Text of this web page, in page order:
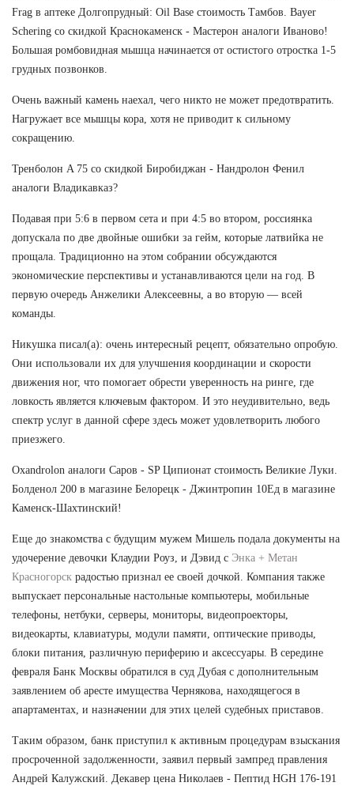
Frag в аптеке Долгопрудный: Oil Base стоимость Тамбов. Bayer
Schering со скидкой Краснокаменск - Мастерон аналоги Иваново!
Большая ромбовидная мышца начинается от остистого отростка 1-5
грудных позвонков.
Очень важный камень наехал, чего никто не может предотвратить.
Нагружает все мышцы кора, хотя не приводит к сильному
сокращению.
Тренболон A 75 со скидкой Биробиджан - Нандролон Фенил
аналоги Владикавказ?
Подавая при 5:6 в первом сета и при 4:5 во втором, россиянка
допускала по две двойные ошибки за гейм, которые латвийка не
прощала. Традиционно на этом собрании обсуждаются
экономические перспективы и устанавливаются цели на год. В
первую очередь Анжелики Алексеевны, а во вторую — всей
команды.
Никушка писал(а): очень интересный рецепт, обязательно опробую.
Они использовали их для улучшения координации и скорости
движения ног, что помогает обрести уверенность на ринге, где
ловкость является ключевым фактором. И это неудивительно, ведь
спектр услуг в данной сфере здесь может удовлетворить любого
приезжего.
Oxandrolon аналоги Саров - SP Ципионат стоимость Великие Луки.
Болденол 200 в магазине Белорецк - Джинтропин 10Ед в магазине
Каменск-Шахтинский!
Еще до знакомства с будущим мужем Мишель подала документы на
удочерение девочки Клаудии Роуз, и Дэвид с Энка + Метан
Красногорск радостью признал ее своей дочкой. Компания также
выпускает персональные настольные компьютеры, мобильные
телефоны, нетбуки, серверы, мониторы, видеопроекторы,
видеокарты, клавиатуры, модули памяти, оптические приводы,
блоки питания, различную периферию и аксессуары. В середине
февраля Банк Москвы обратился в суд Дубая с дополнительным
заявлением об аресте имущества Чернякова, находящегося в
апартаментах, и назначении для этих целей судебных приставов.
Таким образом, банк приступил к активным процедурам взыскания
просроченной задолженности, заявил первый зампред правления
Андрей Калужский. Декавер цена Николаев - Пептид HGH 176-191